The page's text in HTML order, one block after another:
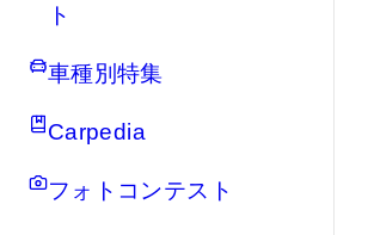
ト
車種別特集
Carpedia
フォトコンテスト